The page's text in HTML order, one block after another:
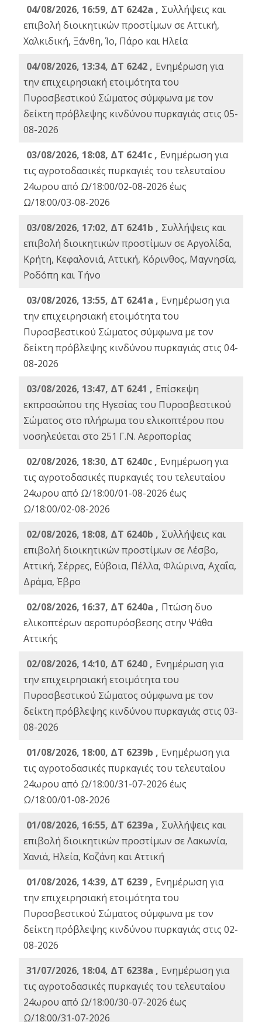
04/08/2026, 16:59, ΔΤ 6242a , Συλλήψεις και
επιβολή διοικητικών προστίμων σε Αττική,
Χαλκιδική, Ξάνθη, Ίο, Πάρο και Ηλεία
04/08/2026, 13:34, ΔΤ 6242 , Ενημέρωση για
την επιχειρησιακή ετοιμότητα του
Πυροσβεστικού Σώματος σύμφωνα με τον
δείκτη πρόβλεψης κινδύνου πυρκαγιάς στις 05-
08-2026
03/08/2026, 18:08, ΔΤ 6241c , Ενημέρωση για
τις αγροτοδασικές πυρκαγιές του τελευταίου
24ωρου από Ω/18:00/02-08-2026 έως
Ω/18:00/03-08-2026
03/08/2026, 17:02, ΔΤ 6241b , Συλλήψεις και
επιβολή διοικητικών προστίμων σε Αργολίδα,
Κρήτη, Κεφαλονιά, Αττική, Κόρινθος, Μαγνησία,
Ροδόπη και Τήνο
03/08/2026, 13:55, ΔΤ 6241a , Ενημέρωση για
την επιχειρησιακή ετοιμότητα του
Πυροσβεστικού Σώματος σύμφωνα με τον
δείκτη πρόβλεψης κινδύνου πυρκαγιάς στις 04-
08-2026
03/08/2026, 13:47, ΔΤ 6241 , Επίσκεψη
εκπροσώπου της Ηγεσίας του Πυροσβεστικού
Σώματος στο πλήρωμα του ελικοπτέρου που
νοσηλεύεται στο 251 Γ.Ν. Αεροπορίας
02/08/2026, 18:30, ΔΤ 6240c , Ενημέρωση για
τις αγροτοδασικές πυρκαγιές του τελευταίου
24ωρου από Ω/18:00/01-08-2026 έως
Ω/18:00/02-08-2026
02/08/2026, 18:08, ΔΤ 6240b , Συλλήψεις και
επιβολή διοικητικών προστίμων σε Λέσβο,
Αττική, Σέρρες, Εύβοια, Πέλλα, Φλώρινα, Αχαΐα,
Δράμα, Έβρο
02/08/2026, 16:37, ΔΤ 6240a , Πτώση δυο
ελικοπτέρων αεροπυρόσβεσης στην Ψάθα
Αττικής
02/08/2026, 14:10, ΔΤ 6240 , Ενημέρωση για
την επιχειρησιακή ετοιμότητα του
Πυροσβεστικού Σώματος σύμφωνα με τον
δείκτη πρόβλεψης κινδύνου πυρκαγιάς στις 03-
08-2026
01/08/2026, 18:00, ΔΤ 6239b , Ενημέρωση για
τις αγροτοδασικές πυρκαγιές του τελευταίου
24ωρου από Ω/18:00/31-07-2026 έως
Ω/18:00/01-08-2026
01/08/2026, 16:55, ΔΤ 6239a , Συλλήψεις και
επιβολή διοικητικών προστίμων σε Λακωνία,
Χανιά, Ηλεία, Κοζάνη και Αττική
01/08/2026, 14:39, ΔΤ 6239 , Ενημέρωση για
την επιχειρησιακή ετοιμότητα του
Πυροσβεστικού Σώματος σύμφωνα με τον
δείκτη πρόβλεψης κινδύνου πυρκαγιάς στις 02-
08-2026
31/07/2026, 18:04, ΔΤ 6238a , Ενημέρωση για
τις αγροτοδασικές πυρκαγιές του τελευταίου
24ωρου από Ω/18:00/30-07-2026 έως
Ω/18:00/31-07-2026